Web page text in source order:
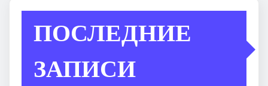
ПОСЛЕДНИЕ
ЗАПИСИ